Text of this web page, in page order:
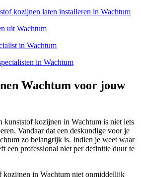
kozijnen laten installeren in Wachtum
uit Wachtum
in Wachtum
in Wachtum
Wachtum voor jouw
kunststof kozijnen in Wachtum is niet iets
Vandaar dat een deskundige voor je
zo belangrijk is. Indien je weet waar
een professional niet per definitie duur te
kozijnen in Wachtum niet onmiddellijk